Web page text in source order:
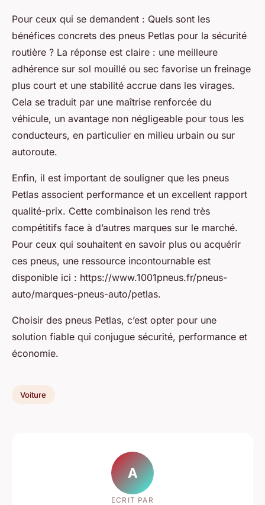
Pour ceux qui se demandent : Quels sont les
bénéfices concrets des pneus Petlas pour la sécurité
routière ? La réponse est claire : une meilleure
adhérence sur sol mouillé ou sec favorise un freinage
plus court et une stabilité accrue dans les virages.
Cela se traduit par une maîtrise renforcée du
véhicule, un avantage non négligeable pour tous les
conducteurs, en particulier en milieu urbain ou sur
autoroute.
Enfin, il est important de souligner que les pneus
Petlas associent performance et un excellent rapport
qualité-prix. Cette combinaison les rend très
compétitifs face à d’autres marques sur le marché.
Pour ceux qui souhaitent en savoir plus ou acquérir
ces pneus, une ressource incontournable est
disponible ici : https://www.1001pneus.fr/pneus-
auto/marques-pneus-auto/petlas.
Choisir des pneus Petlas, c’est opter pour une
solution fiable qui conjugue sécurité, performance et
économie.
Voiture
A
ECRIT PAR